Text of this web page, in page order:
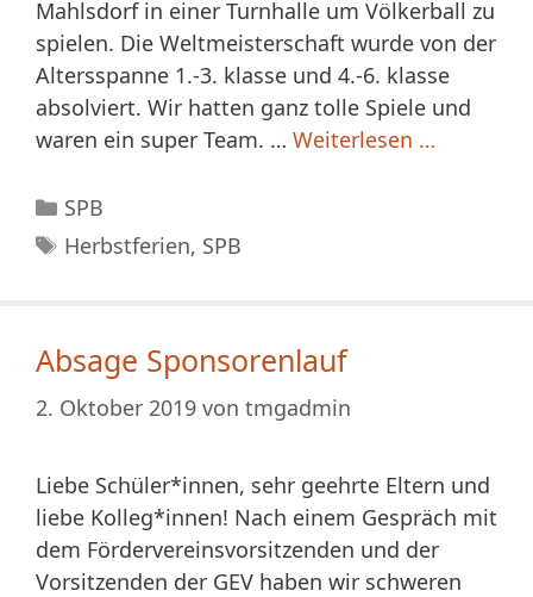
Mahlsdorf in einer Turnhalle um Völkerball zu
spielen. Die Weltmeisterschaft wurde von der
Altersspanne 1.-3. klasse und 4.-6. klasse
absolviert. Wir hatten ganz tolle Spiele und
waren ein super Team. … Weiterlesen …
Kategorien
SPB
Schlagwörter
Herbstferien, SPB
Absage Sponsorenlauf
2. Oktober 2019 von tmgadmin
Liebe Schüler*innen, sehr geehrte Eltern und
liebe Kolleg*innen! Nach einem Gespräch mit
dem Fördervereinsvorsitzenden und der
Vorsitzenden der GEV haben wir schweren